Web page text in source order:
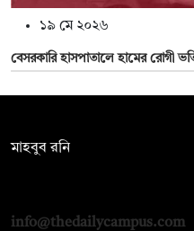
১৯ মে ২০২৬
বেসরকারি হাসপাতালে হামের রোগী
মাহবুব রনি
info@thedailycampus.com